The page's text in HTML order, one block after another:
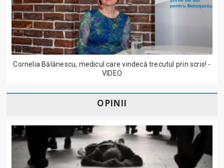
Cornelia Bălănescu, medicul care vindecă trecutul prin scris! -
VIDEO
OPINII